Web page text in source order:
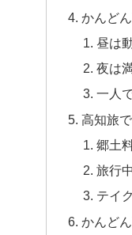
かんど
昼は
夜は
一人
高知旅
郷土
旅行
テイ
かんど